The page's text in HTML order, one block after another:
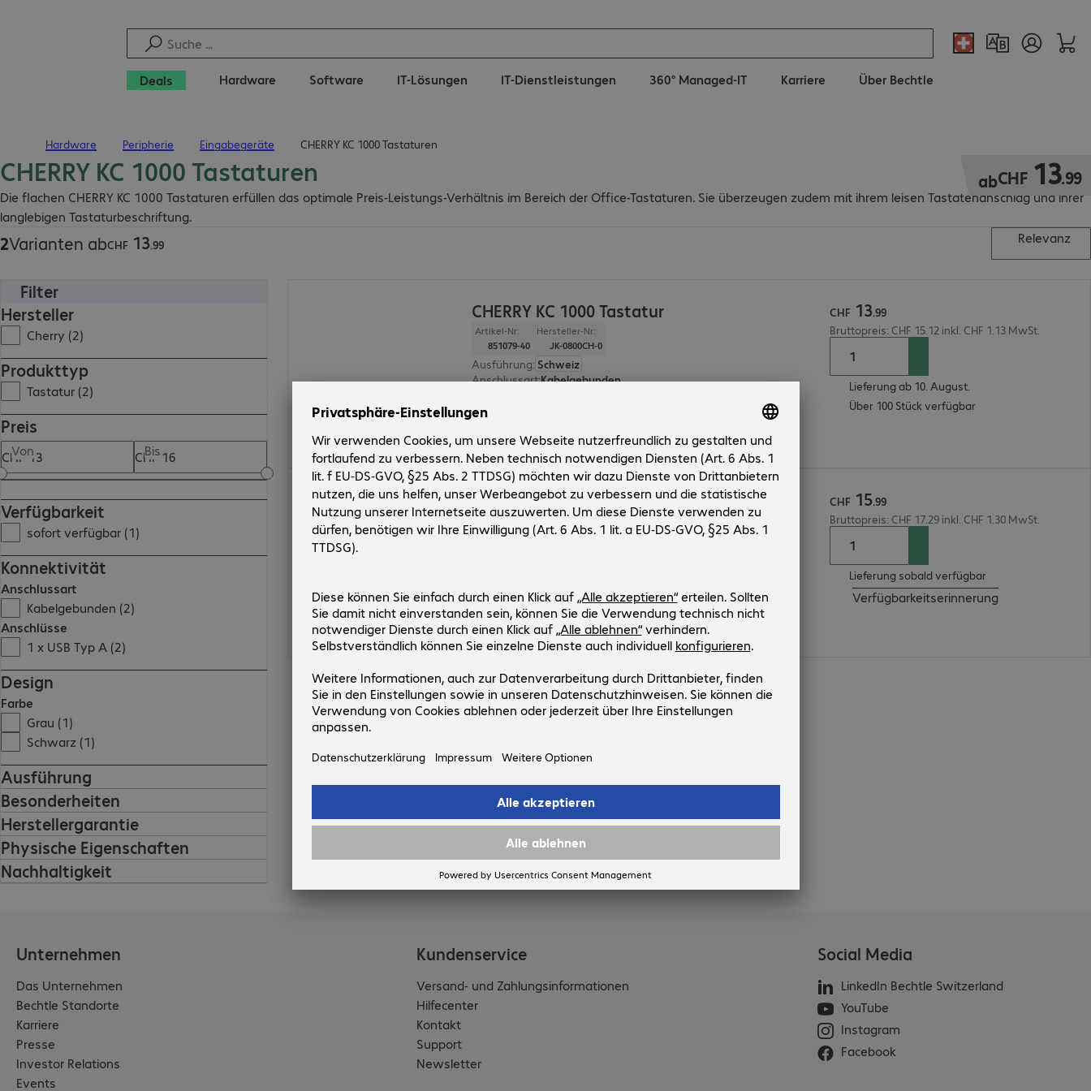
Deals Hardware Software IT-Lösungen IT-Dienstleistungen 360° Managed-IT Karriere Über Bechtle
Hardware Peripherie Eingabegeräte CHERRY KC 1000 Tastaturen
CHERRY KC 1000 Tastaturen
Die flachen CHERRY KC 1000 Tastaturen erfüllen das optimale Preis-Leistungs-Verhältnis im Bereich der Office-Tastaturen. Sie überzeugen zudem mit ihrem leisen Tastatenanschlag und ihrer
langlebigen Tastaturbeschriftung.
abCHF 13.99
CHF 13.99
2Varianten abCHF 13.99
CHF 13.99
Relevanz
Filter
Hersteller
Cherry (2)
Produkttyp
Tastatur (2)
Preis
Von Bis
Verfügbarkeit
sofort verfügbar (1)
Konnektivität
Anschlussart
Kabelgebunden (2)
Anschlüsse
1 x USB Typ A (2)
Design
Farbe
Grau (1)
Schwarz (1)
Ausführung
Besonderheiten
Herstellergarantie
Physische Eigenschaften
Nachhaltigkeit
CHERRY KC 1000 Tastatur
Artikel-Nr:
851079-40
Hersteller-Nr:
JK-0800CH-0
Ausführung: Schweiz
Anschlussart:Kabelgebunden
Farbe
CHF 13.99
Bruttopreis: CHF 15.12 inkl. CHF 1.13 MwSt.
Lieferung ab 10. August.
Über 100 Stück verfügbar
CHERRY KC 1000 Tastatur
Artikel-Nr:
851076-40
Hersteller-Nr:
JK-0800CH-2
Farbe:Schwarz
CHF 15.99
CHF 15.99
Bruttopreis: CHF 17.29 inkl. CHF 1.30 MwSt.
Lieferung sobald verfügbar
Verfügbarkeitserinnerung
Mehr anzeigen
Unternehmen
Das Unternehmen
Bechtle Standorte
Karriere
Presse
Investor Relations
Events
Kundenservice
Versand- und Zahlungsinformationen
Hilfecenter
Kontakt
Support
Newsletter
Social Media
LinkedIn Bechtle Switzerland
YouTube
Instagram
Facebook